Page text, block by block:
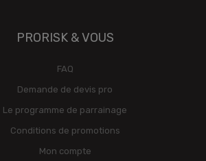
PRORISK & VOUS
FAQ
Demande de devis pro
Le programme de parrainage
Conditions de promotions
Mon compte